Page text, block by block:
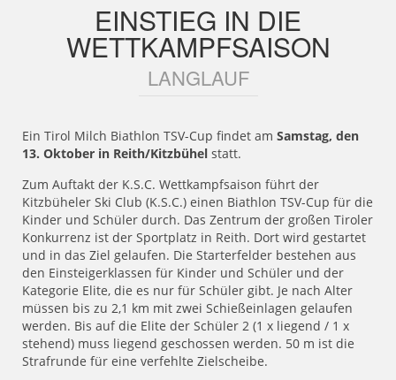
EINSTIEG IN DIE
WETTKAMPFSAISON
LANGLAUF
Ein Tirol Milch Biathlon TSV-Cup findet am Samstag, den
13. Oktober in Reith/Kitzbühel statt.
Zum Auftakt der K.S.C. Wettkampfsaison führt der
Kitzbüheler Ski Club (K.S.C.) einen Biathlon TSV-Cup für die
Kinder und Schüler durch. Das Zentrum der großen Tiroler
Konkurrenz ist der Sportplatz in Reith. Dort wird gestartet
und in das Ziel gelaufen. Die Starterfelder bestehen aus
den Einsteigerklassen für Kinder und Schüler und der
Kategorie Elite, die es nur für Schüler gibt. Je nach Alter
müssen bis zu 2,1 km mit zwei Schießeinlagen gelaufen
werden. Bis auf die Elite der Schüler 2 (1 x liegend / 1 x
stehend) muss liegend geschossen werden. 50 m ist die
Strafrunde für eine verfehlte Zielscheibe.